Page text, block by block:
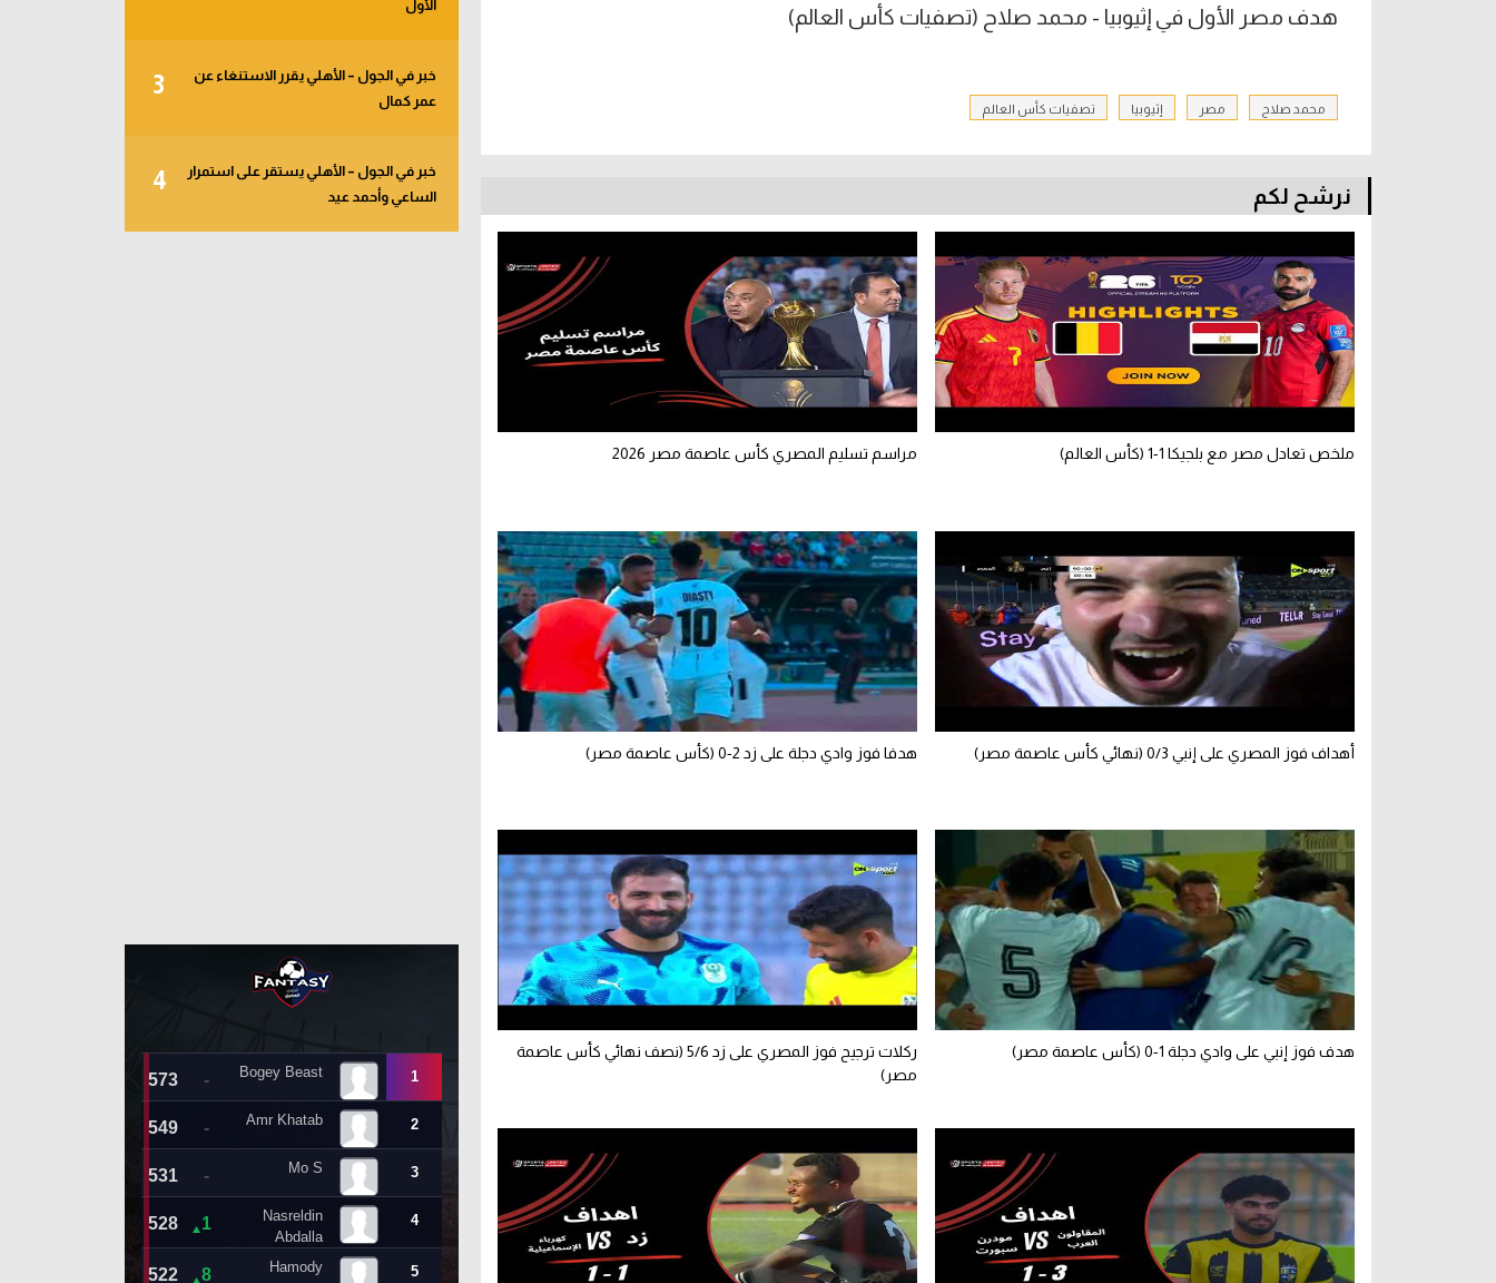
هدف مصر الأول في إثيوبيا - محمد صلاح (تصفيات كأس العالم)
محمد صلاح مصر إثيوبيا تصفيات كأس العالم
نرشح لكم
ملخص تعادل مصر مع بلجيكا 1-1 (كأس العالم) مراسم تسليم المصري كأس عاصمة مصر 2026
أهداف فوز المصري على إنبي 0/3 (نهائي كأس عاصمة مصر) هدفا فوز وادي دجلة على زد 2-0 (كأس عاصمة مصر)
هدف فوز إنبي على وادي دجلة 1-0 (كأس عاصمة مصر)
ركلات ترجيح فوز المصري على زد 5/6 (نصف نهائي كأس عاصمة
مصر)
الأول
3
خبر في الجول – الأهلي يقرر الاستنغاء عن
عمر كمال
4
خبر في الجول – الأهلي يستقر على استمرار
الساعي وأحمد عيد